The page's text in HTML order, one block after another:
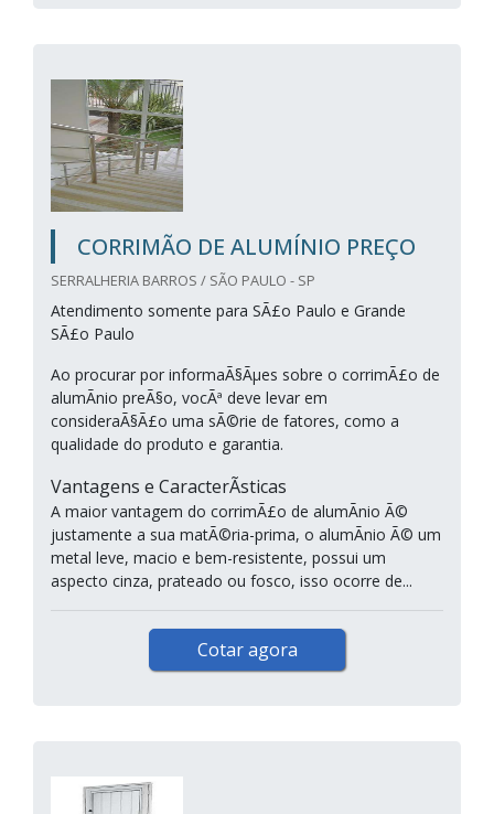
CORRIMÃO DE ALUMÍNIO PREÇO
SERRALHERIA BARROS / SÃO PAULO - SP
Atendimento somente para SÃ£o Paulo e Grande
SÃ£o Paulo
Ao procurar por informaÃ§Ãµes sobre o corrimÃ£o de
alumÃ­nio preÃ§o, vocÃª deve levar em
consideraÃ§Ã£o uma sÃ©rie de fatores, como a
qualidade do produto e garantia.
Vantagens e CaracterÃ­sticas
A maior vantagem do corrimÃ£o de alumÃ­nio Ã©
justamente a sua matÃ©ria-prima, o alumÃ­nio Ã© um
metal leve, macio e bem-resistente, possui um
aspecto cinza, prateado ou fosco, isso ocorre de...
Cotar agora